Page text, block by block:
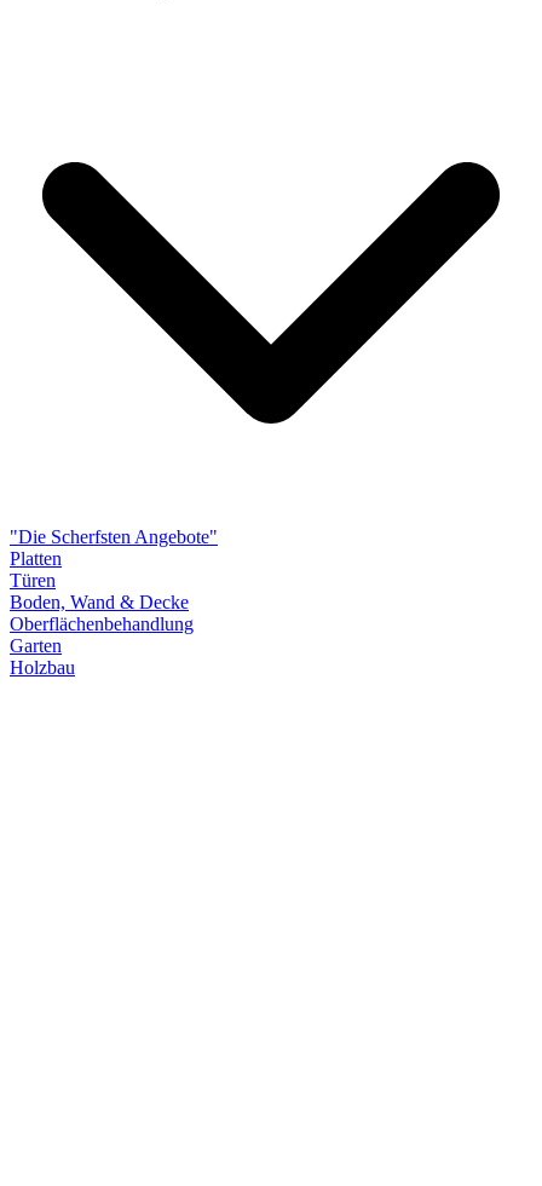
"Die Scherfsten Angebote"
Platten
Türen
Boden, Wand & Decke
Oberflächenbehandlung
Garten
Holzbau